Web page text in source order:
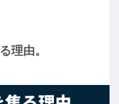
理由。